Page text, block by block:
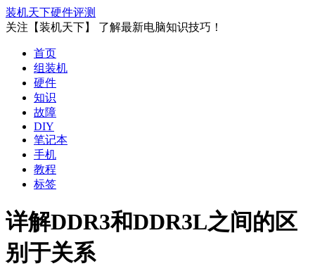
装机天下硬件评测
关注【装机天下】 了解最新电脑知识技巧！
首页
组装机
硬件
知识
故障
DIY
笔记本
手机
教程
标签
详解DDR3和DDR3L之间的区
别于关系